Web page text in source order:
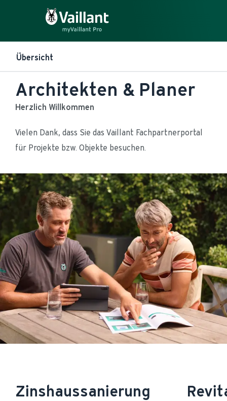
Übersicht
Architekten & Planer
Herzlich Willkommen
Vielen Dank, dass Sie das Vaillant Fachpartnerportal
für Projekte bzw. Objekte besuchen.
Zinshaussanierung